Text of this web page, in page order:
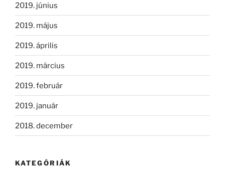
2019. június
2019. május
2019. április
2019. március
2019. február
2019. január
2018. december
KATEGÓRIÁK